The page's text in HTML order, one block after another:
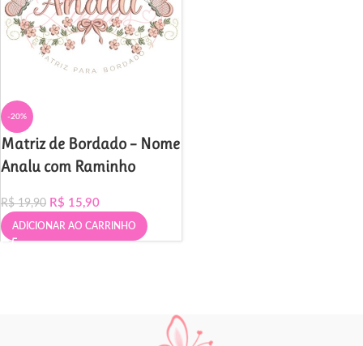
-20%
Matriz de Bordado – Nome
Analu com Raminho
R$19,90 R$ 15,90
ADICIONAR AO CARRINHO